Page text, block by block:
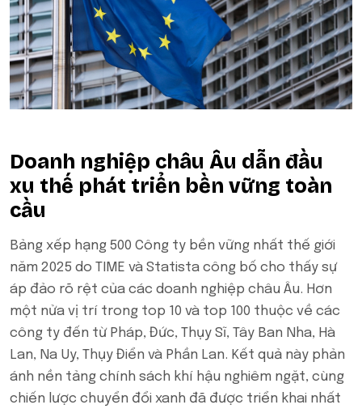
Doanh nghiệp châu Âu dẫn đầu
xu thế phát triển bền vững toàn
cầu
Bảng xếp hạng 500 Công ty bền vững nhất thế giới
năm 2025 do TIME và Statista công bố cho thấy sự
áp đảo rõ rệt của các doanh nghiệp châu Âu. Hơn
một nửa vị trí trong top 10 và top 100 thuộc về các
công ty đến từ Pháp, Đức, Thụy Sĩ, Tây Ban Nha, Hà
Lan, Na Uy, Thụy Điển và Phần Lan. Kết quả này phản
ánh nền tảng chính sách khí hậu nghiêm ngặt, cùng
chiến lược chuyển đổi xanh đã được triển khai nhất